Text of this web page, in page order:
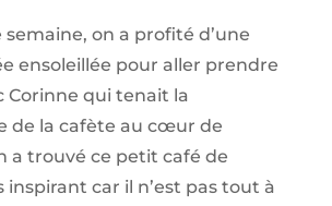
on a profité d’une
ensoleillée pour aller prendre
Corinne qui tenait la
de la cafète au cœur de
a trouvé ce petit café de
car il n’est pas tout à